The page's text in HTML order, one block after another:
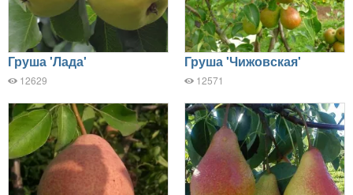
Груша 'Лада'
12629
Груша 'Чижовская'
12571